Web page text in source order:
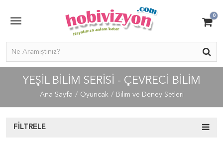
0
YEŞIL BILIM SERISI - ÇEVRECI BILIM
Ana Sayfa Oyuncak Bilim ve Deney Setleri
FILTRELE